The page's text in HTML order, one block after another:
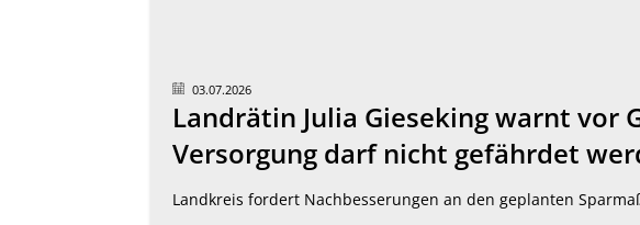
03.07.2026
Landrätin Julia Gieseking warnt vor
Versorgung darf nicht gefährdet
Landkreis fordert Nachbesserungen an den geplanten